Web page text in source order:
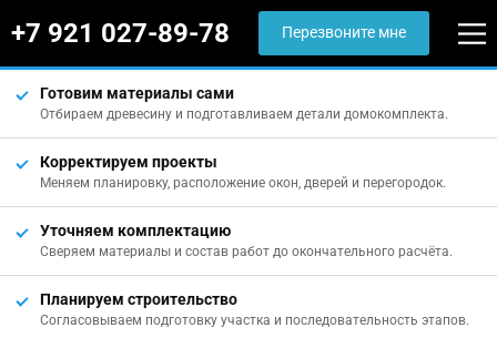
+7 921 027-89-78 Перезвоните мне
Готовим материалы сами
Отбираем древесину и подготавливаем детали домокомплекта.
Корректируем проекты
Меняем планировку, расположение окон, дверей и перегородок.
Уточняем комплектацию
Сверяем материалы и состав работ до окончательного расчёта.
Планируем строительство
Согласовываем подготовку участка и последовательность этапов.